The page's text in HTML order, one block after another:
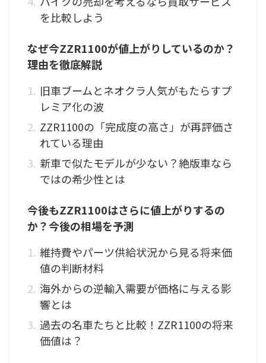
を比較しよう
なぜ今ZZR1100が値上がりしているのか？
理由を徹底解説
旧車ブームとネオクラ人気がもたらすプ
レミア化の波
ZZR1100の「完成度の高さ」が再評価さ
れている理由
新車で似たモデルが少ない？絶版車なら
ではの希少性とは
今後もZZR1100はさらに値上がりするの
か？今後の相場を予測
維持費やパーツ供給状況から見る将来価
値の判断材料
海外からの逆輸入需要が価格に与える影
響とは
過去の名車たちと比較！ZZR1100の将来
価値は？